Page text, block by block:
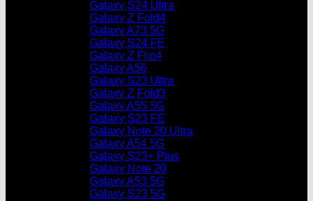
Galaxy S24 Ultra
Galaxy Z Fold4
Galaxy A73 5G
Galaxy S24 FE
Galaxy Z Flip4
Galaxy A56
Galaxy S23 Ultra
Galaxy Z Fold3
Galaxy A55 5G
Galaxy S23 FE
Galaxy Note 20 Ultra
Galaxy A54 5G
Galaxy S23+ Plus
Galaxy Note 20
Galaxy A53 5G
Galaxy S23 5G